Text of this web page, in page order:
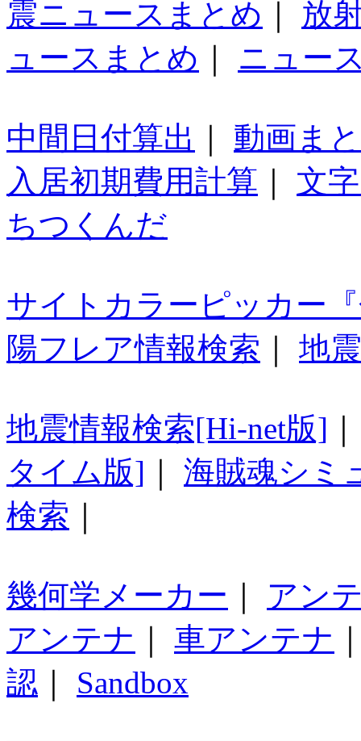
震ニュースまとめ
放
ュースまとめ
ニュー
中間日付算出
動画ま
入居初期費用計算
文
ちつくんだ
サイトカラーピッカー
陽フレア情報検索
地
地震情報検索[Hi-net版]
タイム版]
海賊魂シミ
検索
幾何学メーカー
アン
アンテナ
車アンテナ
認
Sandbox